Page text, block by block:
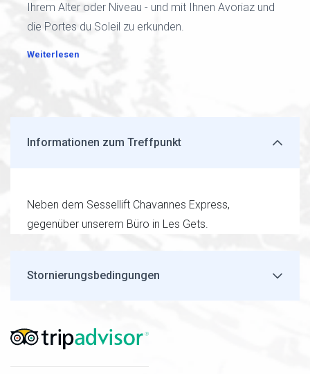
Ihrem Alter oder Niveau - und mit Ihnen Avoriaz und
die Portes du Soleil zu erkunden.
Weiterlesen
Informationen zum Treffpunkt
Neben dem Sessellift Chavannes Express,
gegenüber unserem Büro in Les Gets.
Stornierungsbedingungen